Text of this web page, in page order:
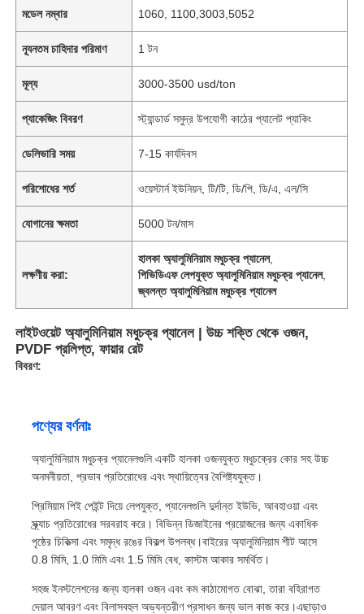
মডেল নম্বার 1060, 1100,3003,5052
ন্যূনতম চাহিদার পরিমাণ 1 টন
মূল্য 3000-3500 usd/ton
প্যাকেজিং বিবরণ স্ট্যান্ডার্ড সমুদ্র উপযোগী কাঠের প্যালেট প্যাকিং
ডেলিভারি সময় 7-15 কার্যদিবস
পরিশোধের শর্ত ওয়েস্টার্ন ইউনিয়ন, টি/টি, ডি/পি, ডি/এ, এল/সি
যোগানের ক্ষমতা 5000 টন/মাস
লক্ষণীয় করা:
হালকা অ্যালুমিনিয়াম মধুচক্র প্যানেল,
পিভিডিএফ লেপযুক্ত অ্যালুমিনিয়াম মধুচক্র প্যানেল,
জ্বলন্ত অ্যালুমিনিয়াম মধুচক্র প্যানেল
লাইটওয়েট অ্যালুমিনিয়াম মধুচক্র প্যানেল | উচ্চ শক্তি থেকে ওজন,
PVDF প্রলিপ্ত, ফায়ার রেট
বিবরণ:
পণ্যের বর্ণনাঃ
অ্যালুমিনিয়াম মধুচক্র প্যানেলগুলি একটি হালকা ওজনযুক্ত মধুচক্রের কোর সহ উচ্চ
অনমনীয়তা, প্রভাব প্রতিরোধের এবং স্থায়িত্বের বৈশিষ্ট্যযুক্ত।
প্রিমিয়াম পিই পেইন্ট দিয়ে লেপযুক্ত, প্যানেলগুলি দুর্দান্ত ইউভি, আবহাওয়া এবং
স্ক্র্যাচ প্রতিরোধের সরবরাহ করে। বিভিন্ন ডিজাইনের প্রয়োজনের জন্য একাধিক
পৃষ্ঠের চিকিত্সা এবং সমৃদ্ধ রঙের বিকল্প উপলব্ধ।বাইরের অ্যালুমিনিয়াম শীট আসে
0.8 মিমি, 1.0 মিমি এবং 1.5 মিমি বেধ, কাস্টম আকার সমর্থিত।
সহজ ইনস্টলেশনের জন্য হালকা ওজন এবং কম কাঠামোগত বোঝা, তারা বহিরাগত
দেয়াল আবরণ এবং বিলাসবহুল অভ্যন্তরীণ প্রসাধন জন্য ভাল কাজ করে।এছাড়াও